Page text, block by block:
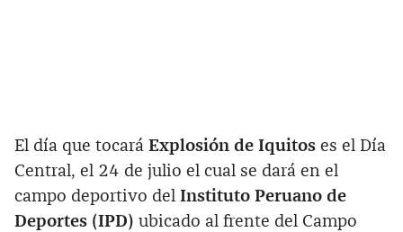
El día que tocará Explosión de Iquitos es el Día
Central, el 24 de julio el cual se dará en el
campo deportivo del Instituto Peruano de
Deportes (IPD) ubicado al frente del Campo